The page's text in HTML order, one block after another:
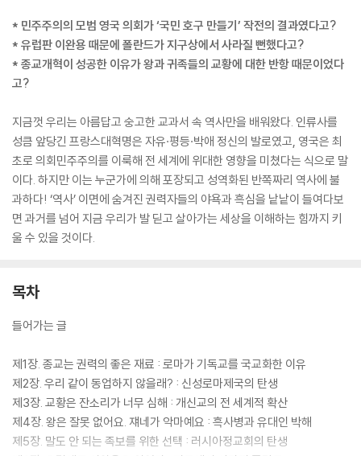
* 민주주의의 모범 영국 의회가 ‘국민 호구 만들기’ 작전의 결과였다고?
* 유럽판 이완용 때문에 폴란드가 지구상에서 사라질 뻔했다고?
* 종교개혁이 성공한 이유가 왕과 귀족들의 교황에 대한 반항 때문이었다
고?
지금껏 우리는 아름답고 숭고한 교과서 속 역사만을 배워왔다. 인류사를
성큼 앞당긴 프랑스대혁명은 자유·평등·박애 정신의 발로였고, 영국은 최
초로 의회민주주의를 이룩해 전 세계에 위대한 영향을 미쳤다는 식으로 말
이다. 하지만 이는 누군가에 의해 포장되고 성역화된 반쪽짜리 역사에 불
과하다! ‘역사’ 이면에 숨겨진 권력자들의 야욕과 흑심을 낱낱이 들여다보
면 과거를 넘어 지금 우리가 발 딛고 살아가는 세상을 이해하는 힘까지 키
울 수 있을 것이다.
목차
들어가는 글
제1장. 종교는 권력의 좋은 재료 : 로마가 기독교를 국교화한 이유
제2장. 우리 같이 동업하지 않을래? : 신성로마제국의 탄생
제3장. 교황은 잔소리가 너무 심해 : 개신교의 전 세계적 확산
제4장. 왕은 잘못 없어요. 쟤네가 악마예요 : 흑사병과 유대인 박해
제5장. 말도 안 되는 족보를 위한 선택 : 러시아정교회의 탄생